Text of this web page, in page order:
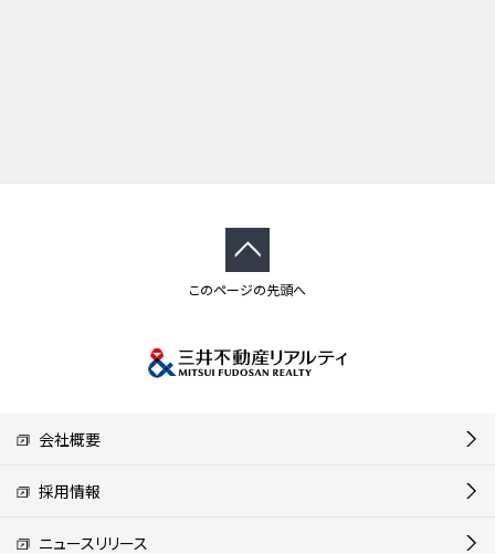
このページの先頭へ
会社概要
採用情報
ニュースリリース